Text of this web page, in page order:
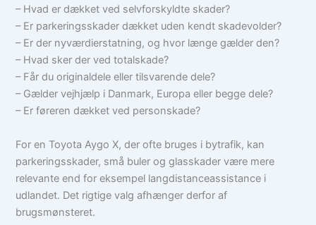
– Hvad er dækket ved selvforskyldte skader?
– Er parkeringsskader dækket uden kendt skadevolder?
– Er der nyværdierstatning, og hvor længe gælder den?
– Hvad sker der ved totalskade?
– Får du originaldele eller tilsvarende dele?
– Gælder vejhjælp i Danmark, Europa eller begge dele?
– Er føreren dækket ved personskade?
For en Toyota Aygo X, der ofte bruges i bytrafik, kan
parkeringsskader, små buler og glasskader være mere
relevante end for eksempel langdistanceassistance i
udlandet. Det rigtige valg afhænger derfor af
brugsmønsteret.